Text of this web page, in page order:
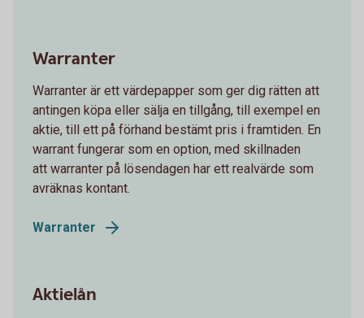
Warranter
Warranter är ett värdepapper som ger dig rätten att
antingen köpa eller sälja en tillgång, till exempel en
aktie, till ett på förhand bestämt pris i framtiden. En
warrant fungerar som en option, med skillnaden
att warranter på lösendagen har ett realvärde som
avräknas kontant.
Warranter
Aktielån